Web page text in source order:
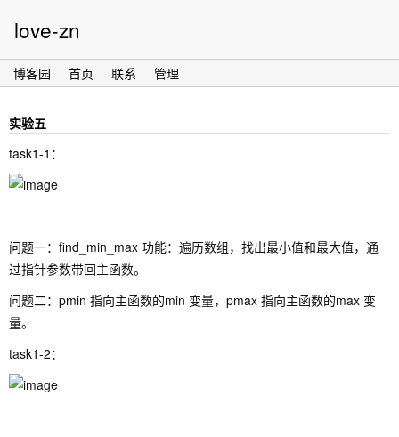
love-zn
博客园 首页 联系 管理
实验五
task1-1：
问题一：find_min_max 功能：遍历数组，找出最小值和最大值，通
过指针参数带回主函数。
问题二：pmin 指向主函数的min 变量，pmax 指向主函数的max 变
量。
task1-2：